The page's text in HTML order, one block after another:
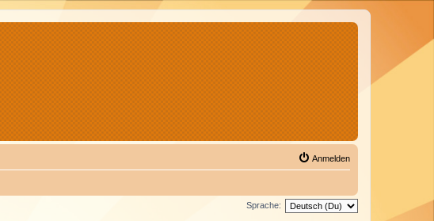
Anmelden
Sprache: